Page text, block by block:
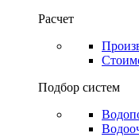
Расчет
Подбор систем